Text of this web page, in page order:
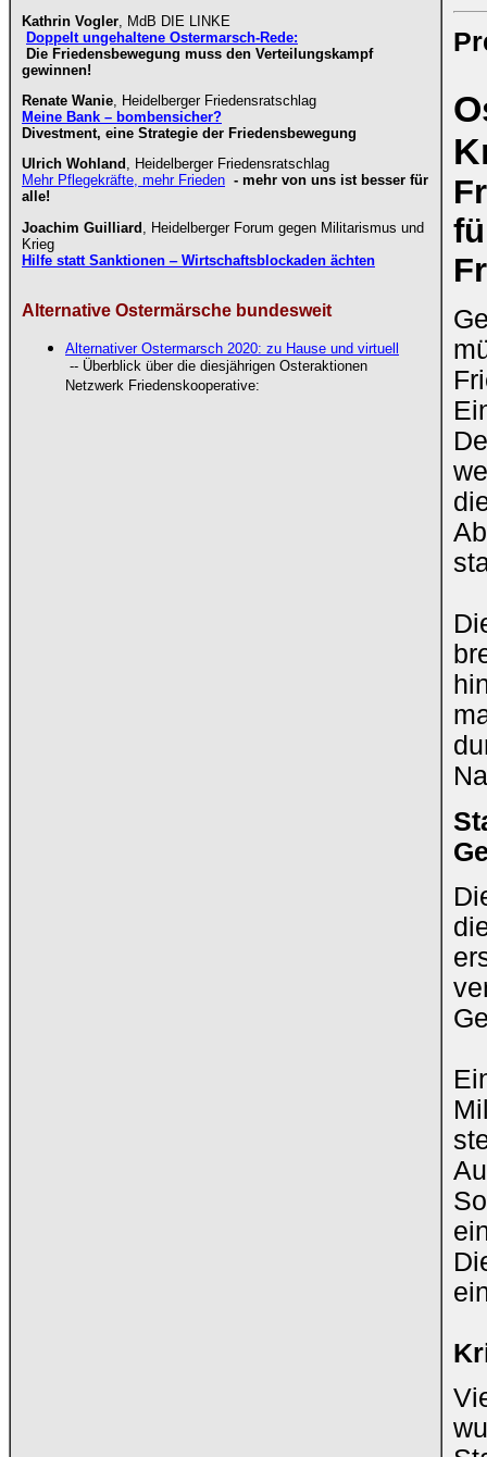
Kathrin Vogler , MdB DIE LINKE
Doppelt ungehaltene Ostermarsch-Rede:
Die Friedensbewegung muss den Verteilungskampf
gewinnen!
Renate Wanie , Heidelberger Friedensratschlag
Meine Bank – bombensicher?
Divestment, eine Strategie der Friedensbewegung
Ulrich Wohland , Heidelberger Friedensratschlag
Mehr Pflegekräfte, mehr Frieden - mehr von uns ist besser für
alle!
Joachim Guilliard , Heidelberger Forum gegen Militarismus und
Krieg
Hilfe statt Sanktionen ‒ Wirtschaftsblockaden ächten
Alternative Ostermärsche bundesweit
Alternativer Ostermarsch 2020: zu Hause und virtuell
-- Überblick über die diesjährigen Osteraktionen
Netzwerk Friedenskooperative: